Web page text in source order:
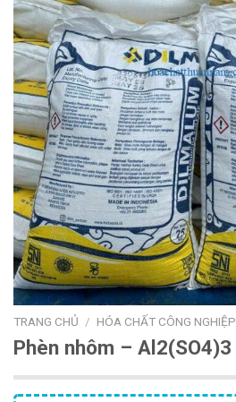
TRANG CHỦ / HÓA CHẤT CÔNG NGHIỆP
Phèn nhôm – Al2(SO4)3